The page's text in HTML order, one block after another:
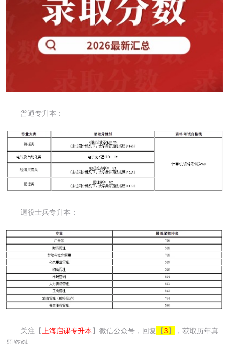
普通专升本：
退役士兵专升本：
关注【 上海启课专升本】微信公众号，回复 【3】
，获取历年真